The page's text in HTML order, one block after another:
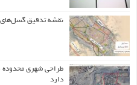
نقشه تدقیق
دارد